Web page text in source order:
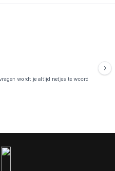
wordt je altijd netjes te woord